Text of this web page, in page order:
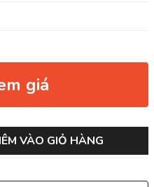
giá
VÀO GIỎ HÀNG